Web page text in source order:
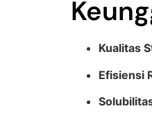
Kualitas
Efisiensi